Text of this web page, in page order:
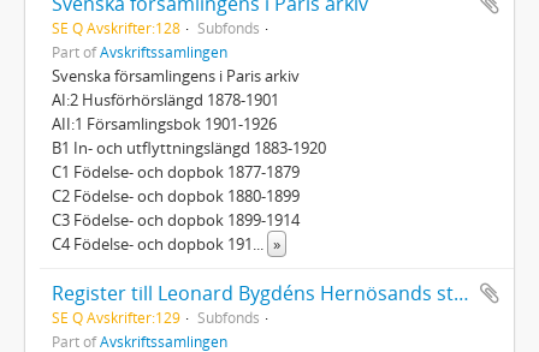
SE Q Avskrifter:128
Subfonds
Part ofAvskriftssamlingen
Svenska församlingens i Paris arkiv
AI:2 Husförhörslängd 1878-1901
AII:1 Församlingsbok 1901-1926
B1 In- och utflyttningslängd 1883-1920
C1 Födelse- och dopbok 1877-1879
C2 Födelse- och dopbok 1880-1899
C3 Födelse- och dopbok 1899-1914
C4 Födelse- och dopbok 191
»
Register till Leonard Bygdéns Hernösands stifts herdaminne
SE Q Avskrifter:129
Subfonds
Part ofAvskriftssamlingen